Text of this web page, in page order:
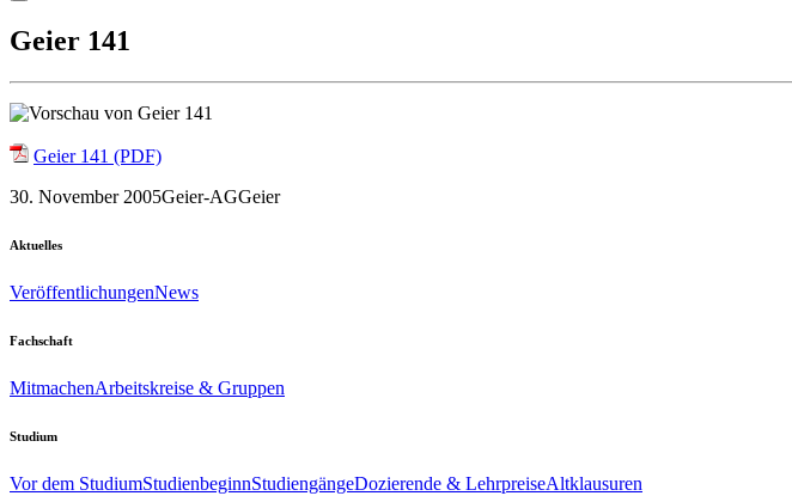
Geier 141
Geier 141 (PDF)
30. November 2005Geier-AGGeier
Aktuelles
VeröffentlichungenNews
Fachschaft
MitmachenArbeitskreise & Gruppen
Studium
Vor dem StudiumStudienbeginnStudiengängeDozierende & LehrpreiseAltklausuren